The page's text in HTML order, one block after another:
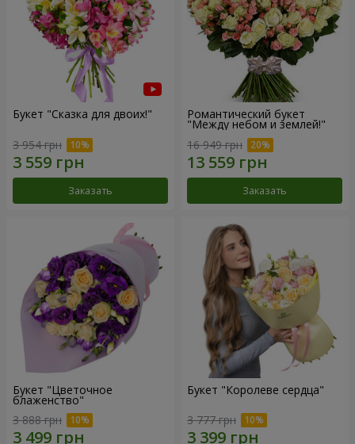
Букет "Сказка для двоих!"
3 954 грн
Заказать
Романтический букет
"Между небом и землей!"
16 949 грн
Заказать
Букет "Цветочное
блаженство"
3 888 грн
Букет "Королеве сердца"
3 777 грн